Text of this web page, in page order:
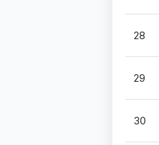
28
29
30